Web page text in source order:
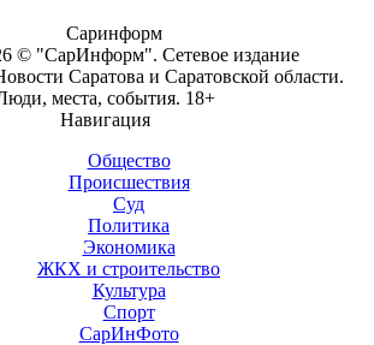
© "СарИнформ". Сетевое издание
Саратова и Саратовской области.
места, события. 18+
Навигация
Общество
Происшествия
Суд
Политика
Экономика
ЖКХ и строительство
Культура
Спорт
СарИнФото